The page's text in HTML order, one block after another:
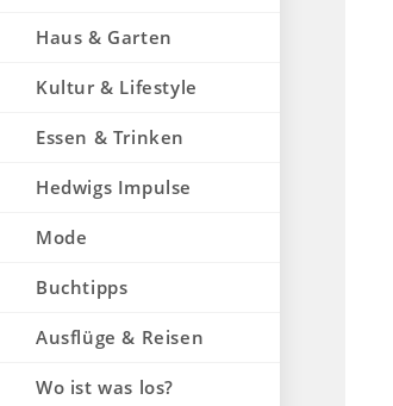
Haus & Garten
Kultur & Lifestyle
Essen & Trinken
Hedwigs Impulse
Mode
Buchtipps
Ausflüge & Reisen
Wo ist was los?